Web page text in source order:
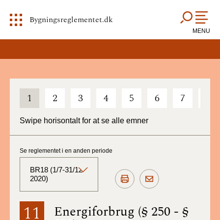
Bygningsreglementet.dk
MENU
1 2 3 4 5 6 7
Swipe horisontalt for at se alle emner
11 Energiforbrug (§ 250 - §
Se reglementet i en anden periode
BR18 (1/7-31/12
2020)
BR18 (Aktuelt)